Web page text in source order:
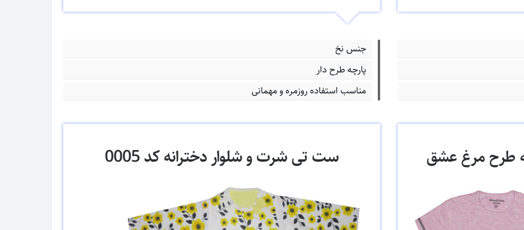
جنس نخ
پارچه طرح دار
مناسب استفاده روزمره و مهمانی
ست تی شرت و شلوار دخترانه کد 0005 طرح مرغ عشق